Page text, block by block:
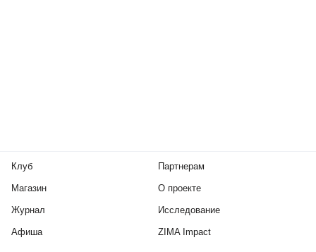
Клуб
Магазин
Журнал
Афиша
Партнерам
О проекте
Исследование
ZIMA Impact